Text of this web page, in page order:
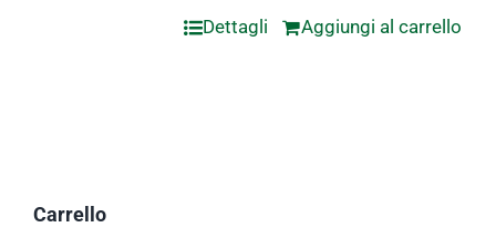
Aggiungi al carrello
Dettagli
Carrello